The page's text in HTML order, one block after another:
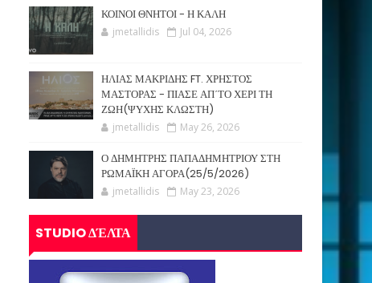
ΚΟΙΝΟΙ ΘΝΗΤΟΙ - Η ΚΑΛΗ
jmetallidis Jul 04, 2026
ΗΛΙΑΣ ΜΑΚΡΙΔΗΣ FT. ΧΡΗΣΤΟΣ
ΜΑΣΤΟΡΑΣ - ΠΙΑΣΕ ΑΠ΄ΤΟ ΧΕΡΙ ΤΗ
ΖΩΗ(ΨΥΧΗΣ ΚΛΩΣΤΗ)
jmetallidis May 26, 2026
Ο ΔΗΜΗΤΡΗΣ ΠΑΠΑΔΗΜΗΤΡΙΟΥ ΣΤΗ
ΡΩΜΑΪΚΗ ΑΓΟΡΑ(25/5/2026)
jmetallidis May 23, 2026
STUDIO ΔΈΛΤΑ